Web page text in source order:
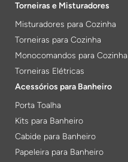
Torneiras e Misturadores
Misturadores para Cozinha
Torneiras para Cozinha
Monocomandos para Cozinha
Torneiras Elétricas
Acessórios para Banheiro
Porta Toalha
Kits para Banheiro
Cabide para Banheiro
Papeleira para Banheiro